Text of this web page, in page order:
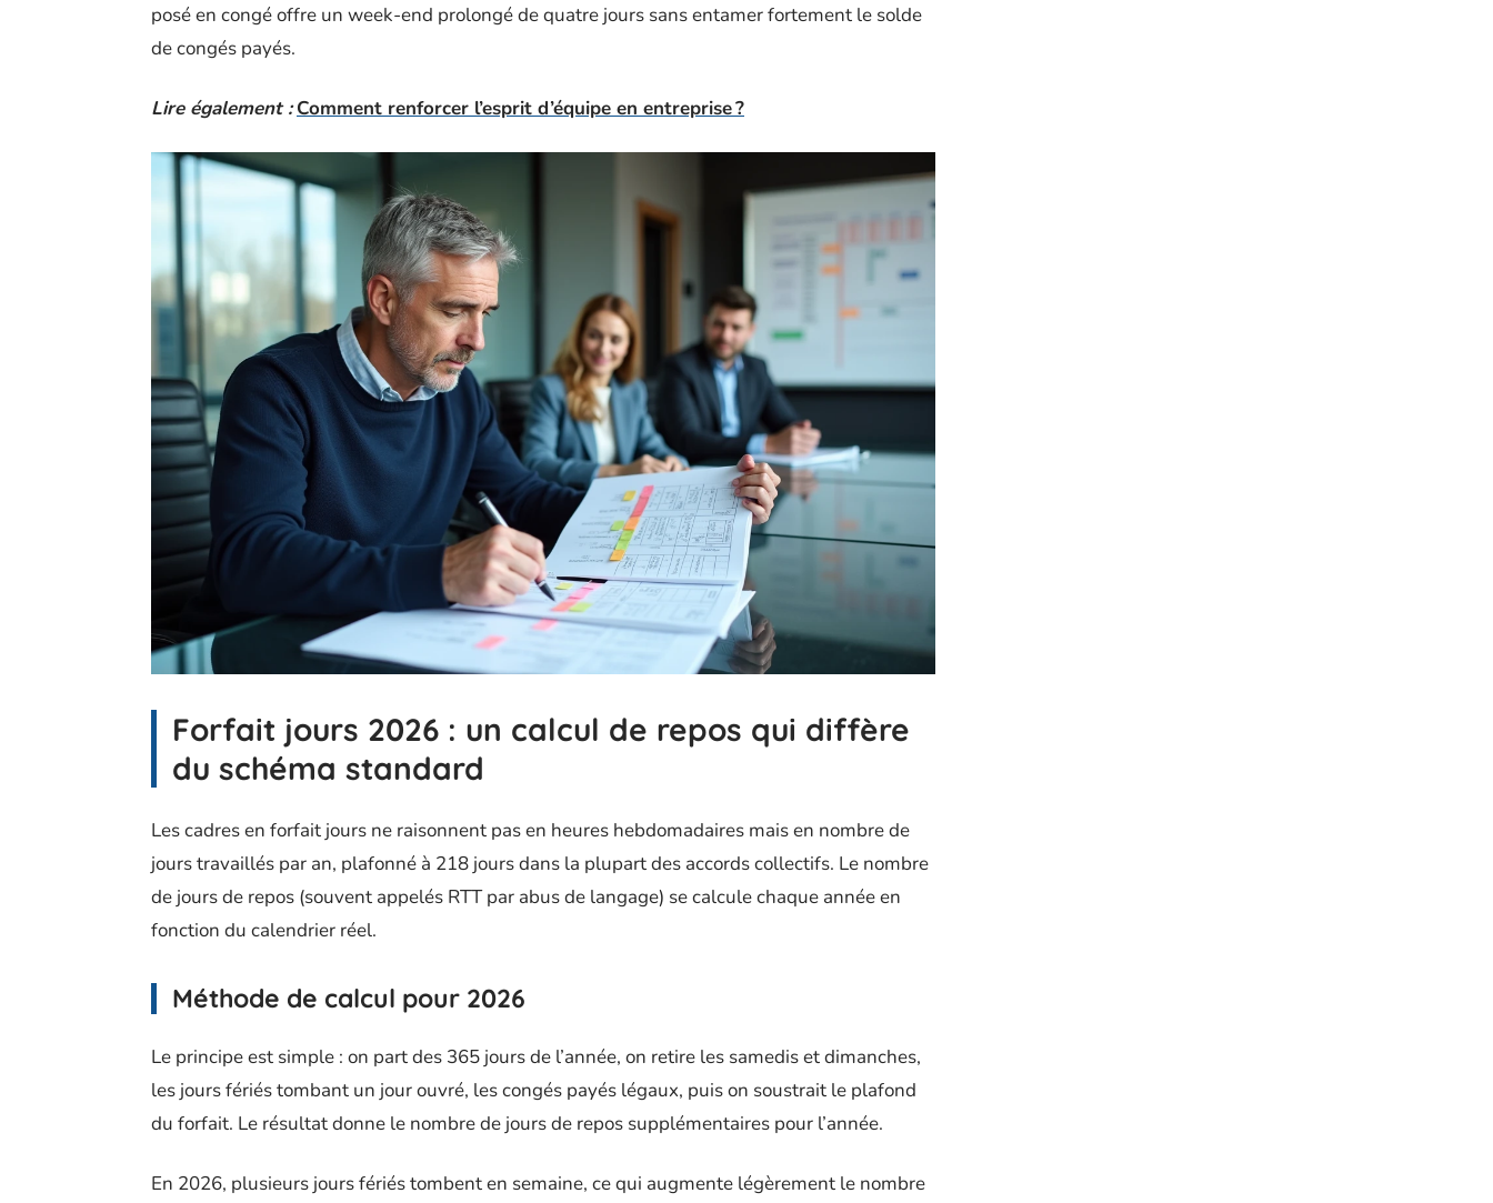
posé en congé offre un week-end prolongé de quatre jours sans entamer fortement le solde
de congés payés.
Lire également : Comment renforcer l’esprit d’équipe en entreprise ?
Forfait jours 2026 : un calcul de repos qui diffère
du schéma standard
Les cadres en forfait jours ne raisonnent pas en heures hebdomadaires mais en nombre de
jours travaillés par an, plafonné à 218 jours dans la plupart des accords collectifs. Le nombre
de jours de repos (souvent appelés RTT par abus de langage) se calcule chaque année en
fonction du calendrier réel.
Méthode de calcul pour 2026
Le principe est simple : on part des 365 jours de l’année, on retire les samedis et dimanches,
les jours fériés tombant un jour ouvré, les congés payés légaux, puis on soustrait le plafond
du forfait. Le résultat donne le nombre de jours de repos supplémentaires pour l’année.
En 2026, plusieurs jours fériés tombent en semaine, ce qui augmente légèrement le nombre